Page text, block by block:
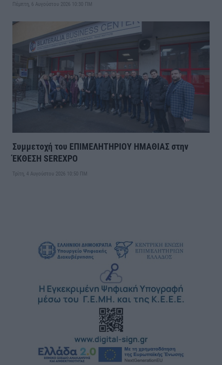
Πέμπτη, 6 Αυγούστου 2026 10:30 ΠΜ
Συμμετοχή του ΕΠΙΜΕΛΗΤΗΡΙΟΥ ΗΜΑΘΙΑΣ στην
ΈΚΘΕΣΗ SEREXPO
Τρίτη, 4 Αυγούστου 2026 10:50 ΠΜ